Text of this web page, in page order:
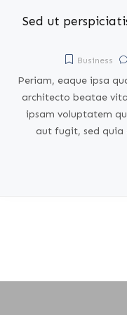
Sed ut
Business
Periam, eaque ipsa
architecto beatae
ipsam voluptatem
aut fugit, sed quia